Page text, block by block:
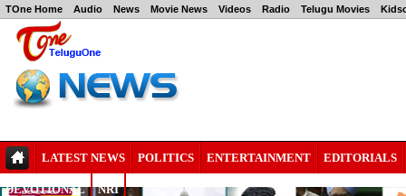
TOne Home Audio News Movie News Videos Radio Telugu Movies
LATEST NEWS POLITICS ENTERTAINMENT EDITORIALS
DEVOTIONAL NRI